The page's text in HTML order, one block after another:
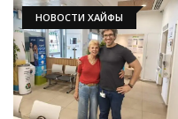
НОВОСТИ ХАЙФЫ